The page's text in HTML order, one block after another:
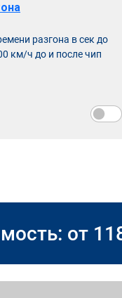
разгона в сек до
км/ч до и после чип
от